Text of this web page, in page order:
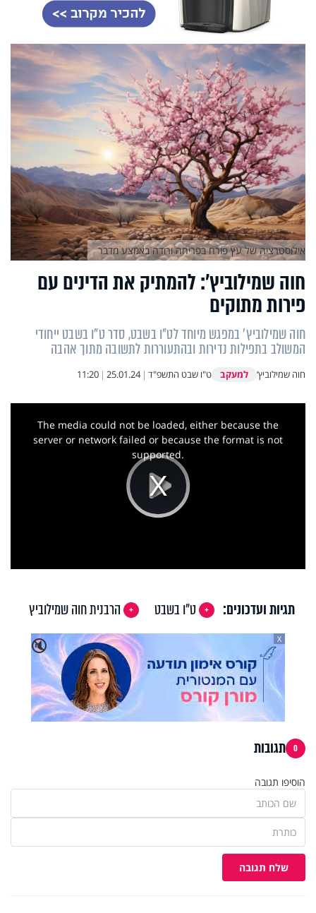
חוה שמילוביץ': להמתיק את הדינים עם
פירות מתוקים
חוה שמילוביץ' במפגש מיוחד לט"ו בשבט, סדר ט"ו בשבט ייחודי
המשולב בתפילות נדירות ובהתעוררות לתשובה מתוך אהבה
חוה שמילוביץ’ למעקב ט"ו שבט התשפ"ד |
25.01.24
|
11:20
אילוסטרציה של עץ פורח בפריחה ורודה באמצע מדבר
Play
Video
This
The media could not be loaded, either because the
server or network failed or because the format is not
supported.
תגיות ועדכונים: ט"ו בשבט
הרבנית חוה שמילוביץ
🔇
X
0 תגובות
הוסיפו תגובה
שלח תגובה